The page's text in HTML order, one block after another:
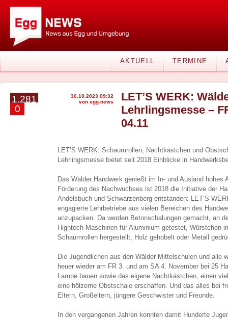
AKTUELL TERMINE
1.281
0
30.10.2023 09:32
von egg-news
LET’S WERK:
Lehrlingsmesse –
04.11
LET’S WERK: Schaumrollen, Nachtkästchen und
Lehrlingsmesse bietet seit 2018 Einblicke in
Das Wälder Handwerk genießt im In- und Ausland hohes
Förderung des Nachwuchses ist 2018 die Initiative der
Andelsbuch und Schwarzenberg entstanden: LET’S
engagierte Lehrbetriebe aus vielen Bereichen des
anzupacken. Da werden Betonschalungen gemacht, an
Hightech-Maschinen für Aluminium getestet, Würstchen
Schaumrollen hergestellt, Holz gehobelt oder Metall
Die Jugendlichen aus den Wälder Mittelschulen und alle
heuer wieder am FR 3. und am SA 4. November bei 25
Lampe bauen sowie das eigene Nachtkästchen, einen
eine hölzerne Obstschale erschaffen. Und das alles bei
Eltern, Großeltern, jüngere Geschwister und Freunde.
In den vergangenen Jahren konnten damit Hunderte